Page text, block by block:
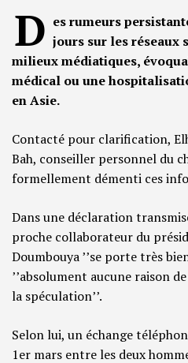
D es rumeurs
jours sur les réseaux
milieux médiatiques,
médical ou une
en Asie.
Contacté pour clarification,
Bah, conseiller personnel du
formellement démenti ces
Dans une déclaration
proche collaborateur du
Doumbouya ’’se porte très
’’absolument aucune raison
la spéculation’’.
Selon lui, un échange
1er mars entre les deux